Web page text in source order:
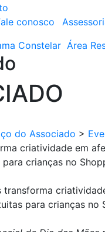
conosco
Constelar Área
do Associado >
criatividade em
crianças no
transforma
para crianças no